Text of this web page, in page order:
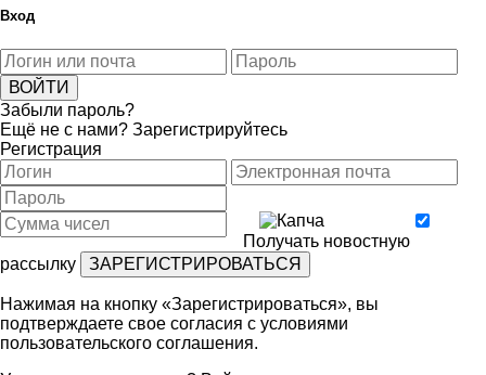
Вход
Забыли пароль?
Ещё не с нами? Зарегистрируйтесь
Регистрация
Получать новостную
рассылку
Нажимая на кнопку «Зарегистрироваться», вы
подтверждаете свое согласия с условиями
пользовательского соглашения.